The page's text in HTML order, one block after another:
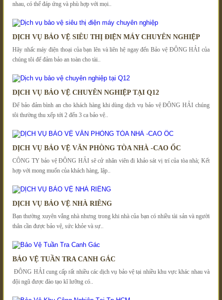
nhau, có thể đáp ứng và phù hợp với mọi..
DỊCH VỤ BẢO VỆ SIÊU THỊ ĐIỆN MÁY CHUYÊN NGHIỆP
Hãy nhấc máy điện thoại của bạn lên và liên hệ ngay đến Bảo vệ ĐÔNG HẢI của
chúng tôi để đảm bảo an toàn cho tài..
DỊCH VỤ BẢO VỆ CHUYÊN NGHIỆP TẠI Q12
Để bảo đảm bình an cho khách hàng khi dùng dịch vụ bảo vệ ĐÔNG HẢI chúng
tôi thường thu xếp tới 2 đến 3 ca bảo vệ..
DỊCH VỤ BẢO VỆ VĂN PHÒNG TÒA NHÀ -CAO ỐC
CÔNG TY bảo vệ ĐÔNG HẢI sẽ cử nhân viên đi khảo sát vị trí của tòa nhà; Kết
hợp với mong muốn của khách hàng, lập..
DỊCH VỤ BẢO VỆ NHÀ RIÊNG
Bạn thường xuyên vắng nhà nhưng trong khi nhà của bạn có nhiều tài sản và người
thân cần được bảo vệ, sức khỏe và sự..
BẢO VỆ TUẦN TRA CANH GÁC
ĐÔNG HẢI cung cấp rất nhiều các dịch vụ bảo vệ tại nhiều khu vực khác nhau và
đội ngũ được đào tạo kĩ lưỡng có..